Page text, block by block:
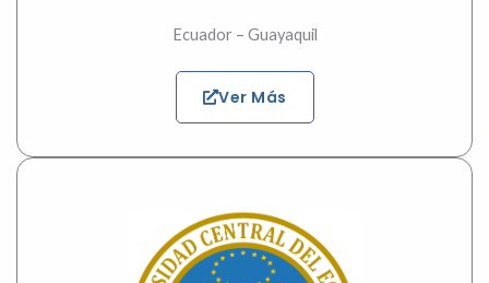
Ecuador – Guayaquil
Ver Más